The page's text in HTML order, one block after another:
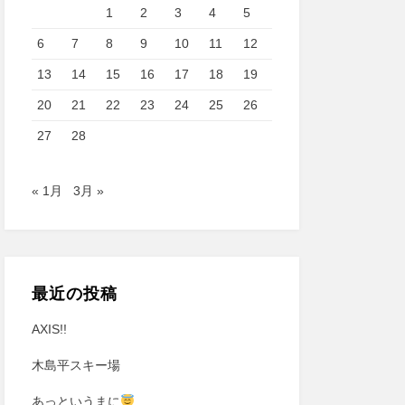
1 2 3 4 5
6 7 8 9 10 11 12
13 14 15 16 17 18 19
20 21 22 23 24 25 26
27 28
« 1月 3月 »
最近の投稿
AXIS!!
木島平スキー場
あっというまに